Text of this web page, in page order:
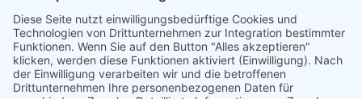
Sanierung Bayern
Vom Basisschutz bis hin zur Live-
Überwachung
Willkommen bei Energetische Sanierung Bayern!